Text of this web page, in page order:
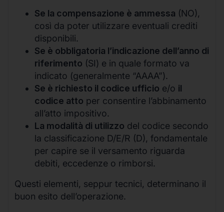
Se la compensazione è ammessa (NO),
così da poter utilizzare eventuali crediti
disponibili.
Se è obbligatoria l’indicazione dell’anno di
riferimento (SI) e in quale formato va
indicato (generalmente “AAAA”).
Se è richiesto il codice ufficio e/o il
codice atto per consentire l’abbinamento
all’atto impositivo.
La modalità di utilizzo del codice secondo
la classificazione D/E/R (D), fondamentale
per capire se il versamento riguarda
debiti, eccedenze o rimborsi.
Questi elementi, seppur tecnici, determinano il
buon esito dell’operazione.